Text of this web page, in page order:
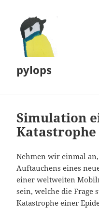
pylops
Simulation
Katastrophe
Nehmen wir einmal
Auftauchens eines
einer weltweiten
sein, welche die
Katastrophe einer